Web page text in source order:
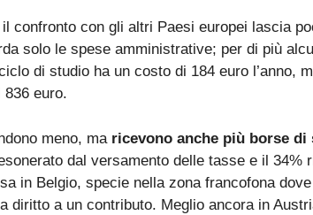
il confronto con gli altri Paesi europei lascia
solo le spese amministrative; per di più
di studio ha un costo di 184 euro l’anno,
euro.
meno, ma ricevono anche più borse di
dal versamento delle tasse e il 34%
in Belgio, specie nella zona francofona
diritto a un contributo. Meglio ancora in